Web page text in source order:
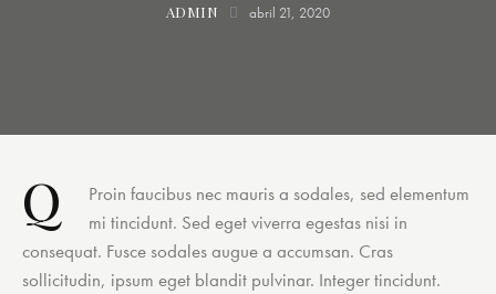
ADMIN abril 21, 2020
Q
Proin faucibus nec mauris a sodales, sed elementum
mi tincidunt. Sed eget viverra egestas nisi in
consequat. Fusce sodales augue a accumsan. Cras
sollicitudin, ipsum eget blandit pulvinar. Integer tincidunt.